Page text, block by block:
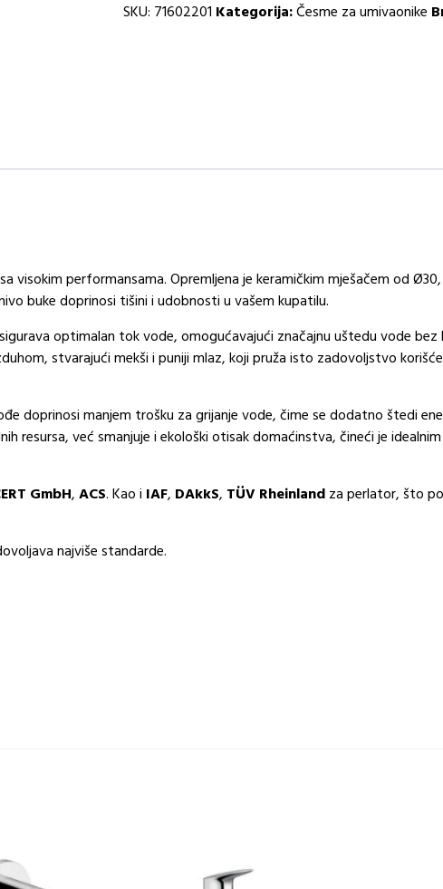
NOOK
SKU: 71602201 Kategorija:Česme za umivaonike
visokim performansama. Opremljena je keramičkim mješačem od
buke doprinosi tišini i udobnosti u vašem kupatilu.
optimalan tok vode, omogućavajući značajnu uštedu vode bez
stvarajući mekši i puniji mlaz, koji pruža isto zadovoljstvo
doprinosi manjem trošku za grijanje vode, čime se dodatno štedi
resursa, već smanjuje i ekološki otisak domaćinstva, čineći je
GmbH,ACS. Kao i IAF, DAkkS, TÜV Rheinlandza perlator, što
najviše standarde.